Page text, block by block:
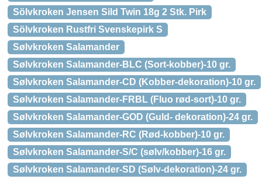
Sölvkroken Jensen Sild Twin 18g 2 Stk. Pirk
Sölvkroken Rustfri Svenskepirk S
Sølvkroken Salamander
Sølvkroken Salamander-BLC (Sort-kobber)-10 gr.
Sølvkroken Salamander-CD (Kobber-dekoration)-10 gr.
Sølvkroken Salamander-FRBL (Fluo rød-sort)-10 gr.
Sølvkroken Salamander-GOD (Guld- dekoration)-24 gr.
Sølvkroken Salamander-RC (Rød-kobber)-10 gr.
Sølvkroken Salamander-S/C (sølv/kobber)-16 gr.
Sølvkroken Salamander-SD (Sølv-dekoration)-24 gr.